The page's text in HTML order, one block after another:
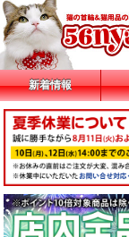
新着情報